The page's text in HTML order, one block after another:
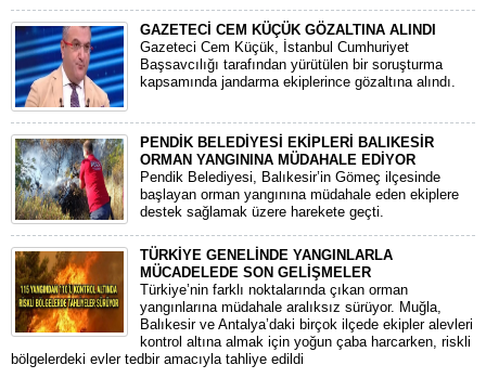
GAZETECİ CEM KÜÇÜK GÖZALTINA ALINDI
​Gazeteci Cem Küçük, İstanbul Cumhuriyet
Başsavcılığı tarafından yürütülen bir soruşturma
kapsamında jandarma ekiplerince gözaltına alındı.
PENDİK BELEDİYESİ EKİPLERİ BALIKESİR
ORMAN YANGININA MÜDAHALE EDİYOR
Pendik Belediyesi, Balıkesir’in Gömeç ilçesinde
başlayan orman yangınına müdahale eden ekiplere
destek sağlamak üzere harekete geçti.
TÜRKİYE GENELİNDE YANGINLARLA
MÜCADELEDE SON GELİŞMELER
​Türkiye’nin farklı noktalarında çıkan orman
yangınlarına müdahale aralıksız sürüyor. Muğla,
Balıkesir ve Antalya’daki birçok ilçede ekipler alevleri
kontrol altına almak için yoğun çaba harcarken, riskli
bölgelerdeki evler tedbir amacıyla tahliye edildi